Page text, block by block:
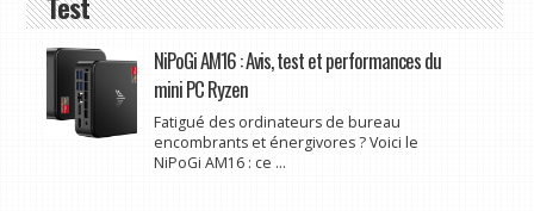
NiPoGi AM16 : Avis, test et performances du
mini PC Ryzen
Fatigué des ordinateurs de bureau
encombrants et énergivores ? Voici le
NiPoGi AM16 : ce ...